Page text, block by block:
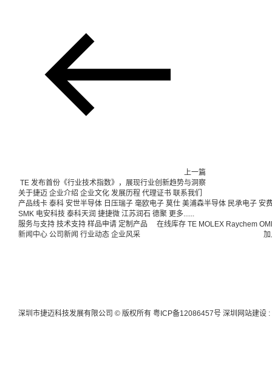
上一篇
TE 发布首份《行业技术指数》，展现行业创新趋势与洞察
关于捷迈 企业介绍 企业文化 发展历程 代理证书 联系我们
产品线卡 泰科 安世半导体 日压瑞子 毫欧电子 莫仕 美浦森半导体 民承电子 安
SMK 电安科技 泰科天润 捷捷微 江苏润石 德聚 更多......
服务与支持 技术支持 样品申请 定制产品 在线库存 TE MOLEX Raychem
新闻中心 公司新闻 行业动态 企业风采
深圳市捷迈科技发展有限公司 © 版权所有 粤ICP备12086457号 深圳网站建设 :